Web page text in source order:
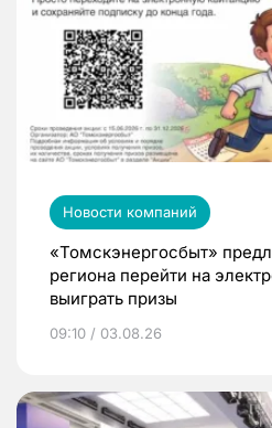
Новости компаний
«Томскэнергосбыт»
региона перейти на
выиграть призы
09:10 / 03.08.26